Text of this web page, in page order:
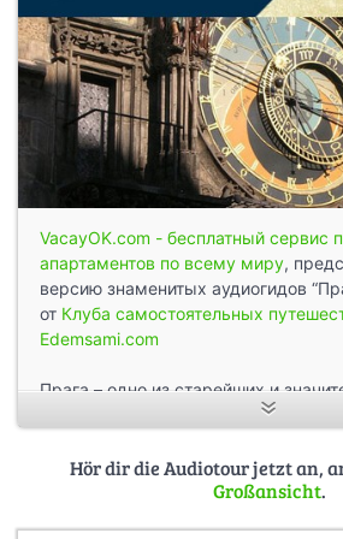
VacayOK.com - бесплатный сервис
апартаментов по всему миру,
версию знаменитых аудиогидов
от Клуба самостоятельных
Edemsami.com
Прага – одно из старейших и
еврейских средоточий в Европе.
большой музей Европы.
кварталу Йозефов, где когда-то
Hör dir die Audiotour jetzt an,
Großansicht.